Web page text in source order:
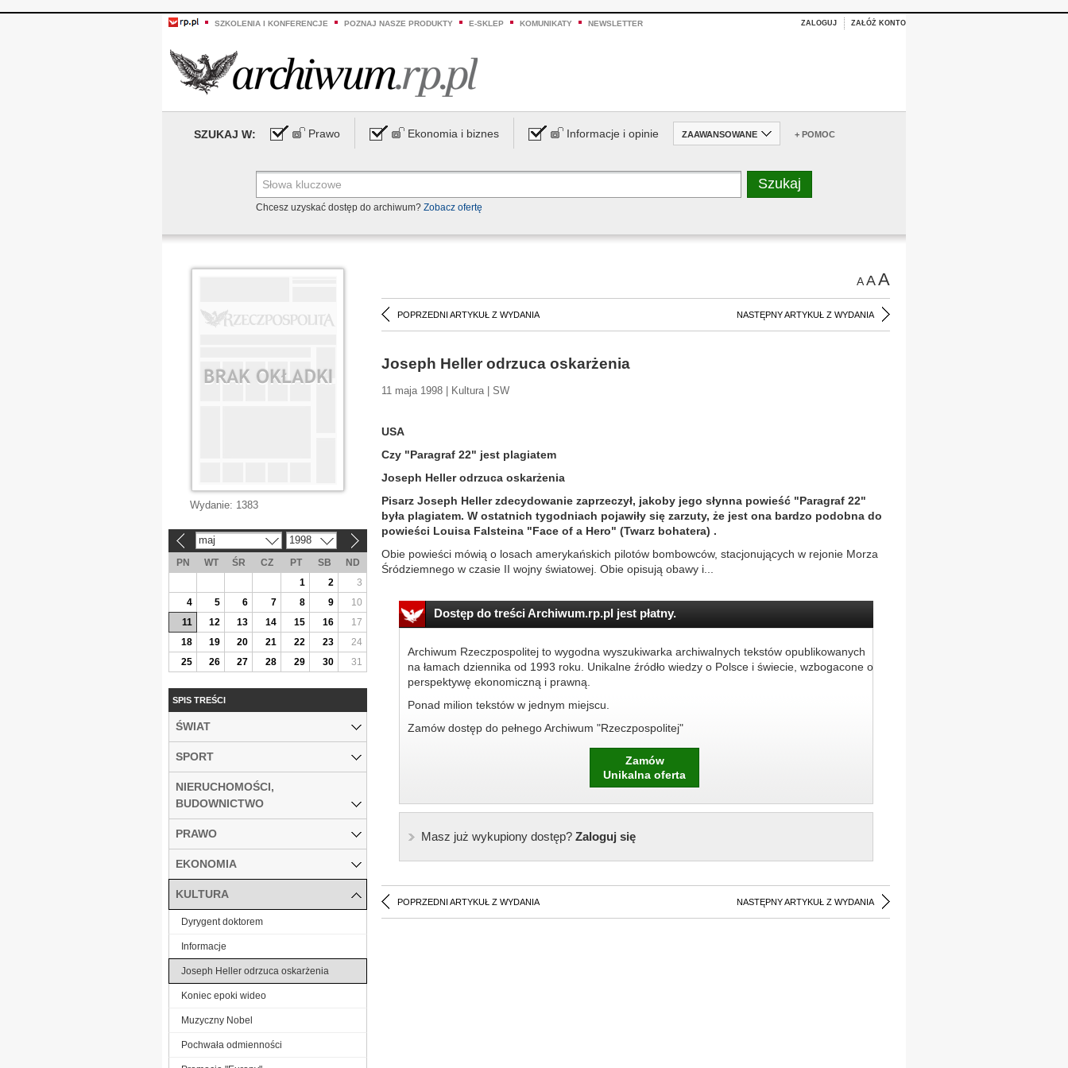
SZKOLENIA I KONFERENCJE POZNAJ NASZE PRODUKTY E-SKLEP KOMUNIKATY NEWSLETTER ZALOGUJ ZAŁÓŻ KONTO
SZUKAJ W: Prawo Ekonomia i biznes Informacje i opinie ZAAWANSOWANE + POMOC
Chcesz uzyskać dostęp do archiwum? Zobacz ofertę
AAA
POPRZEDNI ARTYKUŁ Z WYDANIA NASTĘPNY ARTYKUŁ Z WYDANIA
Joseph Heller odrzuca oskarżenia
11 maja 1998 | Kultura | SW
USA
Czy "Paragraf 22" jest plagiatem
Joseph Heller odrzuca oskarżenia
Pisarz Joseph Heller zdecydowanie zaprzeczył, jakoby jego słynna powieść "Paragraf 22"
była plagiatem. W ostatnich tygodniach pojawiły się zarzuty, że jest ona bardzo podobna do
powieści Louisa Falsteina "Face of a Hero" (Twarz bohatera) .
Obie powieści mówią o losach amerykańskich pilotów bombowców, stacjonujących w rejonie Morza
Śródziemnego w czasie II wojny światowej. Obie opisują obawy i...
Dostęp do treści Archiwum.rp.pl jest płatny.
Archiwum Rzeczpospolitej to wygodna wyszukiwarka archiwalnych tekstów opublikowanych
na łamach dziennika od 1993 roku. Unikalne źródło wiedzy o Polsce i świecie, wzbogacone o
perspektywę ekonomiczną i prawną.
Ponad milion tekstów w jednym miejscu.
Zamów dostęp do pełnego Archiwum "Rzeczpospolitej"
Zamów
Unikalna oferta
Masz już wykupiony dostęp?Zaloguj się
POPRZEDNI ARTYKUŁ Z WYDANIA NASTĘPNY ARTYKUŁ Z WYDANIA
Wydanie: 1383
maj 1998
PN WT ŚR CZ PT SB
ND
1
2
3
4
5 6 7 8 9
10
11
12 13 14 15 16
17
18
19 20 21 22 23
24
25
26 27 28 29 30 31
SPIS TREŚCI
ŚWIAT
SPORT
NIERUCHOMOŚCI,
BUDOWNICTWO
PRAWO
EKONOMIA
KULTURA
Dyrygent doktorem
Informacje
Joseph Heller odrzuca oskarżenia
Koniec epoki wideo
Muzyczny Nobel
Pochwała odmienności